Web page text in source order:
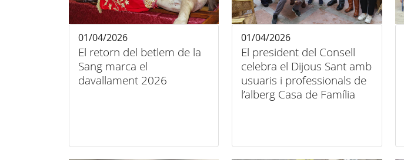
El retorn del betlem de la
Sang marca el
davallament 2026
01/04/2026
El president del Consell
celebra el Dijous Sant amb
usuaris i professionals de
l’alberg Casa de Família
01/04/2026